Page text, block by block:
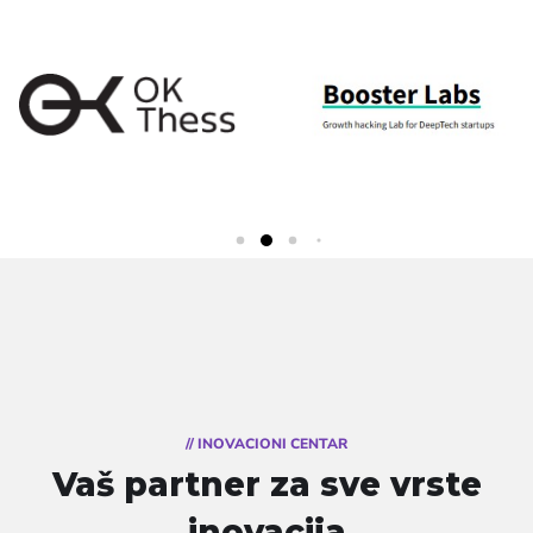
// INOVACIONI CENTAR
Vaš partner za sve vrste